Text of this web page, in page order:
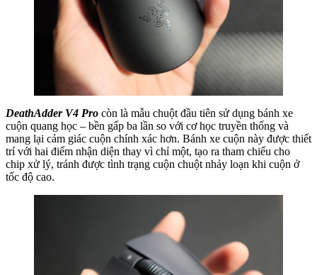
DeathAdder V4 Pro còn là mẫu chuột đầu tiên sử dụng bánh xe
cuộn quang học – bền gấp ba lần so với cơ học truyền thống và
mang lại cảm giác cuộn chính xác hơn. Bánh xe cuộn này được thiết
trí với hai điểm nhận diện thay vì chỉ một, tạo ra tham chiếu cho
chip xử lý, tránh được tình trạng cuộn chuột nhảy loạn khi cuộn ở
tốc độ cao.